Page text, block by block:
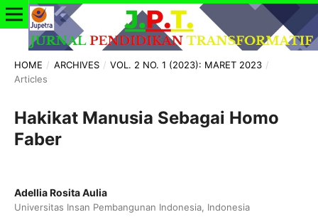
HOME / ARCHIVES / VOL. 2 NO. 1 (2023): MARET 2023 /
Articles
Hakikat Manusia Sebagai Homo
Faber
Adellia Rosita Aulia
Universitas Insan Pembangunan Indonesia, Indonesia